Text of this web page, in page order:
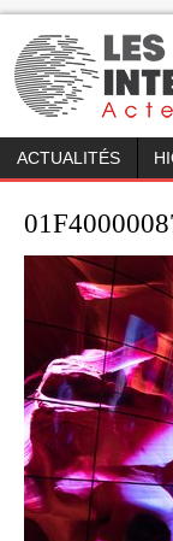
ACTUALITÉS